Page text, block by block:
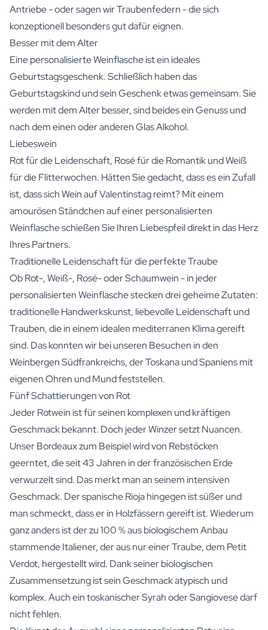
Antriebe - oder sagen wir Traubenfedern - die sich
konzeptionell besonders gut dafür eignen.
Besser mit dem Alter
Eine personalisierte Weinflasche ist ein ideales
Geburtstagsgeschenk. Schließlich haben das
Geburtstagskind und sein Geschenk etwas gemeinsam. Sie
werden mit dem Alter besser, sind beides ein Genuss und
nach dem einen oder anderen Glas Alkohol.
Liebeswein
Rot für die Leidenschaft, Rosé für die Romantik und Weiß
für die Flitterwochen. Hätten Sie gedacht, dass es ein Zufall
ist, dass sich Wein auf Valentinstag reimt? Mit einem
amourösen Ständchen auf einer personalisierten
Weinflasche schießen Sie Ihren Liebespfeil direkt in das Herz
Ihres Partners.
Traditionelle Leidenschaft für die perfekte Traube
Ob Rot-, Weiß-, Rosé- oder Schaumwein - in jeder
personalisierten Weinflasche stecken drei geheime Zutaten:
traditionelle Handwerkskunst, liebevolle Leidenschaft und
Trauben, die in einem idealen mediterranen Klima gereift
sind. Das konnten wir bei unseren Besuchen in den
Weinbergen Südfrankreichs, der Toskana und Spaniens mit
eigenen Ohren und Mund feststellen.
Fünf Schattierungen von Rot
Jeder Rotwein ist für seinen komplexen und kräftigen
Geschmack bekannt. Doch jeder Winzer setzt Nuancen.
Unser Bordeaux zum Beispiel wird von Rebstöcken
geerntet, die seit 43 Jahren in der französischen Erde
verwurzelt sind. Das merkt man an seinem intensiven
Geschmack. Der spanische Rioja hingegen ist süßer und
man schmeckt, dass er in Holzfässern gereift ist. Wiederum
ganz anders ist der zu 100 % aus biologischem Anbau
stammende Italiener, der aus nur einer Traube, dem Petit
Verdot, hergestellt wird. Dank seiner biologischen
Zusammensetzung ist sein Geschmack atypisch und
komplex. Auch ein toskanischer Syrah oder Sangiovese darf
nicht fehlen.